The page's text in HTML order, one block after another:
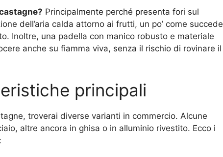
Principalmente perché presenta fori sul
dell’aria calda attorno ai frutti, un po’ come succede
Inoltre, una padella con manico robusto e materiale
anche su fiamma viva, senza il rischio di rovinare il
principali
troverai diverse varianti in commercio. Alcune
altre ancora in ghisa o in alluminio rivestito. Ecco i